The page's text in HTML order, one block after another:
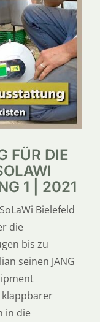
FÜR DIE
1 | 2021
Bielefeld
die
bis zu
seinen JANG
in die